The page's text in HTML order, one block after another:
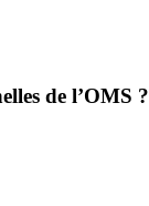
de l’OMS ?